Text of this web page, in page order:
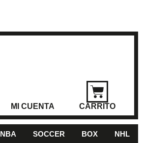
MI CUENTA CARRITO
NBA SOCCER BOX NHL